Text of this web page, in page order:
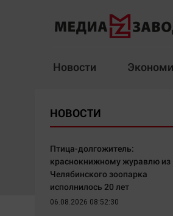
Новости
Здоровье
Архив
НОВОСТИ
Птица-долгожитель:
краснокнижному журавлю из
Челябинского зоопарка
исполнилось 20 лет
06.08.2026 08:52:30